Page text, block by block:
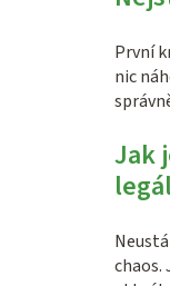
První
nic
Jak
chaos.